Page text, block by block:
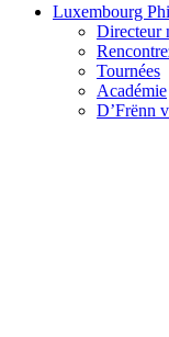
Luxembourg
Directeur
Tournées
Académie
D’Frënn